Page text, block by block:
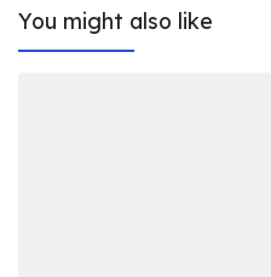
You might also like